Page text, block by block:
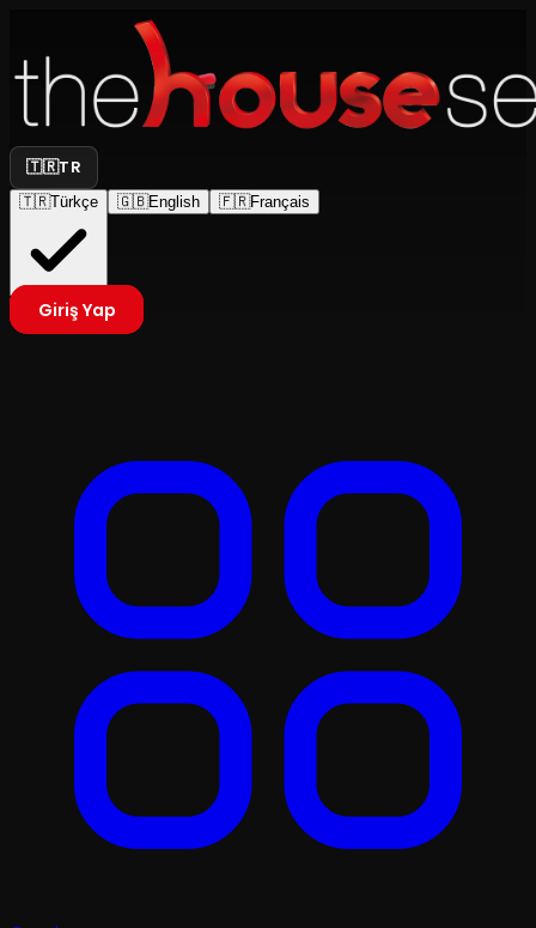
🇹🇷TR
🇹🇷Türkçe 🇬🇧English 🇫🇷Français
Giriş Yap